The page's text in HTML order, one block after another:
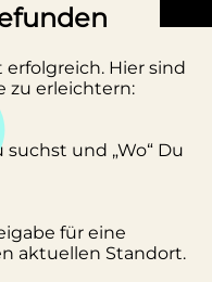
Hier sind
zu erleichtern:
suchst und „Wo“ Du
für eine
aktuellen Standort.